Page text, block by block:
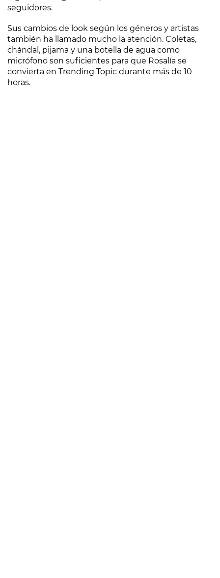
seguidores.
Sus cambios de look según los géneros y artistas
también ha llamado mucho la atención. Coletas,
chándal, pijama y una botella de agua como
micrófono son suficientes para que Rosalía se
convierta en Trending Topic durante más de 10
horas.